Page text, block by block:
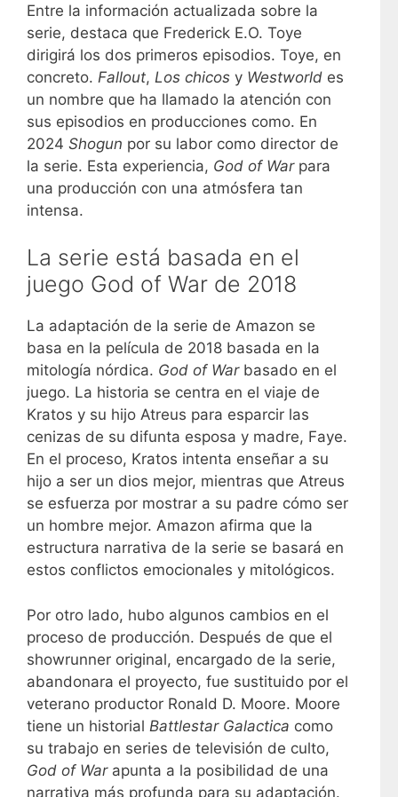
Entre la información actualizada sobre la
serie, destaca que Frederick E.O. Toye
dirigirá los dos primeros episodios. Toye, en
concreto. Fallout, Los chicos y Westworld es
un nombre que ha llamado la atención con
sus episodios en producciones como. En
2024 Shogun por su labor como director de
la serie. Esta experiencia, God of Warpara
una producción con una atmósfera tan
intensa.
La serie está basada en el
juego God of War de 2018
La adaptación de la serie de Amazon se
basa en la película de 2018 basada en la
mitología nórdica. God of Warbasado en el
juego. La historia se centra en el viaje de
Kratos y su hijo Atreus para esparcir las
cenizas de su difunta esposa y madre, Faye.
En el proceso, Kratos intenta enseñar a su
hijo a ser un dios mejor, mientras que Atreus
se esfuerza por mostrar a su padre cómo ser
un hombre mejor. Amazon afirma que la
estructura narrativa de la serie se basará en
estos conflictos emocionales y mitológicos.
Por otro lado, hubo algunos cambios en el
proceso de producción. Después de que el
showrunner original, encargado de la serie,
abandonara el proyecto, fue sustituido por el
veterano productor Ronald D. Moore. Moore
tiene un historial Battlestar Galactica como
su trabajo en series de televisión de culto,
God of Warapunta a la posibilidad de una
narrativa más profunda para su adaptación.